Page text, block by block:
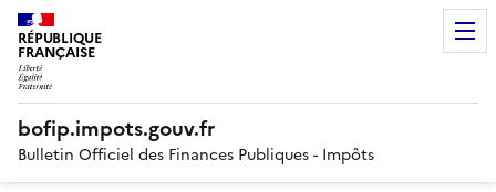
RÉPUBLIQUE
FRANÇAISE
bofip.impots.gouv.fr
Bulletin Officiel des Finances Publiques - Impôts